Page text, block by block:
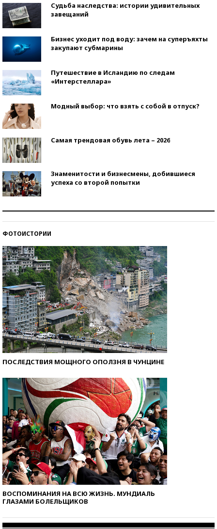
Судьба наследства: истории удивительных
завещаний
Бизнес уходит под воду: зачем на суперъяхты
закупают субмарины
Путешествие в Исландию по следам
«Интерстеллара»
Модный выбор: что взять с собой в отпуск?
Самая трендовая обувь лета – 2026
Знаменитости и бизнесмены, добившиеся
успеха со второй попытки
ФОТОИСТОРИИ
ПОСЛЕДСТВИЯ МОЩНОГО ОПОЛЗНЯ В ЧУНЦИНЕ
ВОСПОМИНАНИЯ НА ВСЮ ЖИЗНЬ. МУНДИАЛЬ
ГЛАЗАМИ БОЛЕЛЬЩИКОВ